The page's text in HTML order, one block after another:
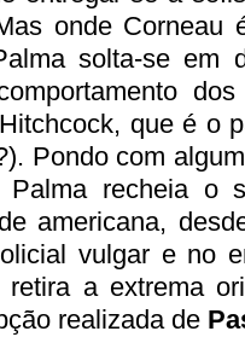
onde Corneau
solta-se em
que é o
Pondo com
recheia o
americana,
vulgar e no
a extrema
realizada de